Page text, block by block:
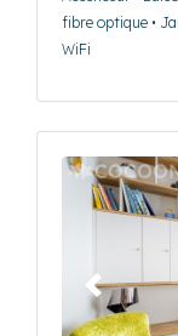
fibre optique •
WiFi
Précédent